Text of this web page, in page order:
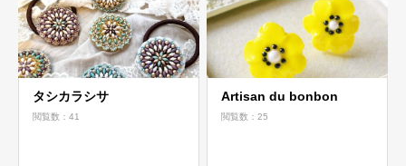
タシカラシサ
閲覧数：41
Artisan du bonbon
閲覧数：25